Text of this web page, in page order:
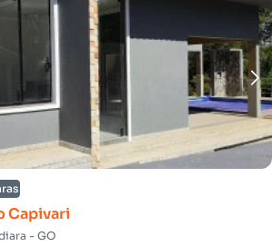
Capivari
- GO